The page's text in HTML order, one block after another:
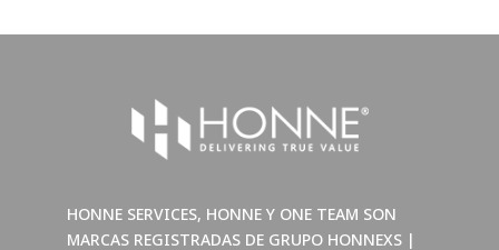
HONNE SERVICES, HONNE Y ONE TEAM SON
MARCAS REGISTRADAS DE GRUPO HONNEXS |